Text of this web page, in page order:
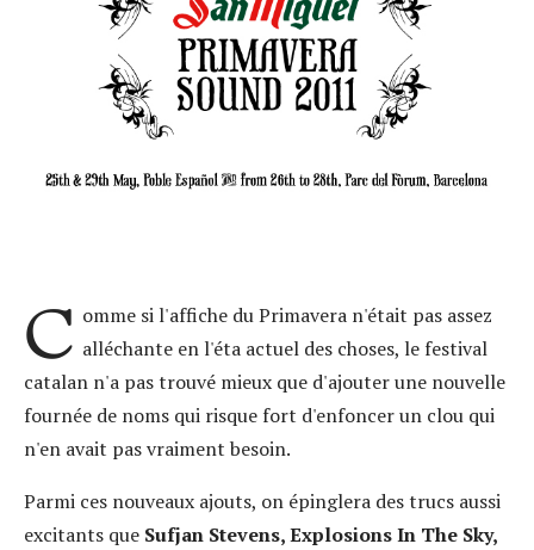
C omme si l'affiche du Primavera n'était pas assez
alléchante en l'éta actuel des choses, le festival
catalan n'a pas trouvé mieux que d'ajouter une nouvelle
fournée de noms qui risque fort d'enfoncer un clou qui
n'en avait pas vraiment besoin.
Parmi ces nouveaux ajouts, on épinglera des trucs aussi
excitants que Sufjan Stevens, Explosions In The Sky,